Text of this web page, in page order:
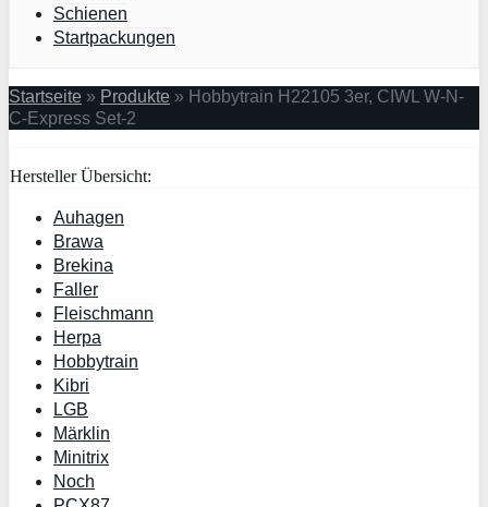
Schienen
Startpackungen
Startseite » Produkte » Hobbytrain H22105 3er, CIWL W-N-
C-Express Set-2
Hersteller Übersicht:
Auhagen
Brawa
Brekina
Faller
Fleischmann
Herpa
Hobbytrain
Kibri
LGB
Märklin
Minitrix
Noch